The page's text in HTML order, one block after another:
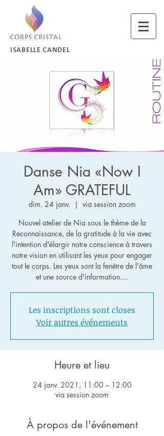
ISABELLE CANDEL
Danse Nia «Now I
Am» GRATEFUL
dim. 24 janv.
  |
via session zoom
Nouvel atelier de Nia sous le thème de la
Reconnaissance, de la gratitude à la vie avec
l'intention d'élargir notre conscience à travers
notre vision en utilisant les yeux pour engager
tout le corps. Les yeux sont la fenêtre de l'âme
et une source d'information....
Les inscriptions sont closes
Voir autres événements
Heure et lieu
24 janv. 2021, 11:00 – 12:00
via session zoom
À propos de l'événement